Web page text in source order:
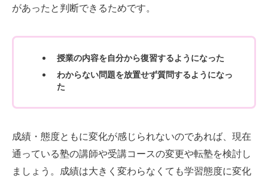
があったと判断できるためです。
授業の内容を自分から復習するようになった
わからない問題を放置せず質問するようになっ
た
成績・態度ともに変化が感じられないのであれば、現在
通っている塾の講師や受講コースの変更や転塾を検討し
ましょう。成績は大きく変わらなくても学習態度に変化